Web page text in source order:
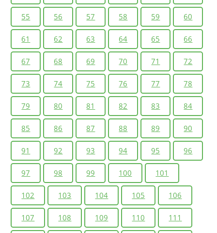
55 56 57 58 59 60
61 62 63 64 65 66
67 68 69 70 71 72
73 74 75 76 77 78
79 80 81 82 83 84
85 86 87 88 89 90
91 92 93 94 95 96
97 98 99 100 101
102 103 104 105 106
107 108 109 110 111